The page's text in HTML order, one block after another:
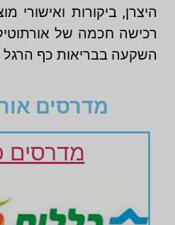
היצרן, ביקורות ואישורי
רכישה חכמה של
השקעה בבריאות כף
מדרסים
מדרסים